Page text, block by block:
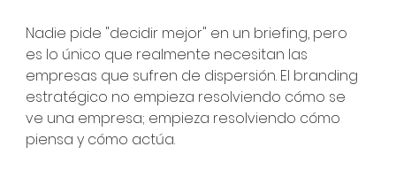
Nadie pide "decidir mejor" en un briefing, pero
es lo único que realmente necesitan las
empresas que sufren de dispersión. El branding
estratégico no empieza resolviendo cómo se
ve una empresa; empieza resolviendo cómo
piensa y cómo actúa.